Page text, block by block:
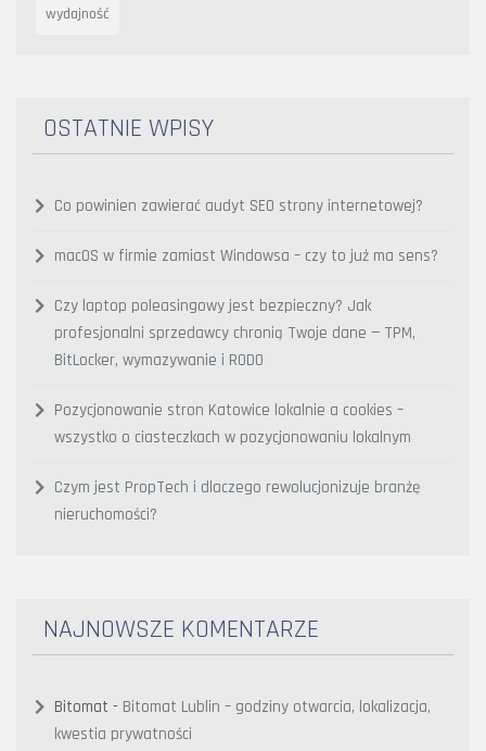
wydajność
OSTATNIE WPISY
Co powinien zawierać audyt SEO strony internetowej?
macOS w firmie zamiast Windowsa – czy to już ma sens?
Czy laptop poleasingowy jest bezpieczny? Jak
profesjonalni sprzedawcy chronią Twoje dane — TPM,
BitLocker, wymazywanie i RODO
Pozycjonowanie stron Katowice lokalnie a cookies –
wszystko o ciasteczkach w pozycjonowaniu lokalnym
Czym jest PropTech i dlaczego rewolucjonizuje branżę
nieruchomości?
NAJNOWSZE KOMENTARZE
Bitomat - Bitomat Lublin – godziny otwarcia, lokalizacja,
kwestia prywatności